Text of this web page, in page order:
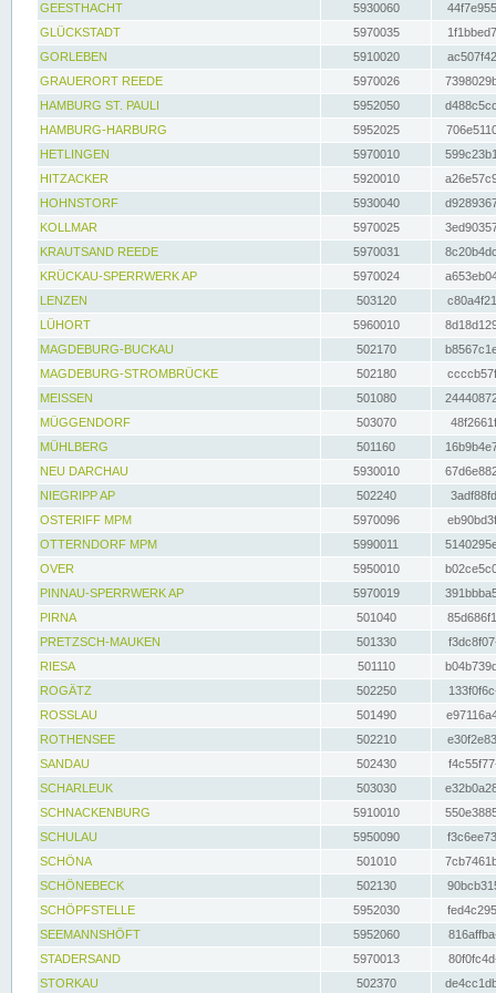
GEESTHACHT
5930060
GLÜCKSTADT
5970035
GORLEBEN
5910020
GRAUERORT REEDE
5970026
HAMBURG ST. PAULI
5952050
HAMBURG-HARBURG
5952025
HETLINGEN
5970010
HITZACKER
5920010
HOHNSTORF
5930040
KOLLMAR
5970025
KRAUTSAND REEDE
5970031
KRÜCKAU-SPERRWERK AP
5970024
LENZEN
503120
LÜHORT
5960010
MAGDEBURG-BUCKAU
502170
MAGDEBURG-STROMBRÜCKE
502180
MEISSEN
501080
MÜGGENDORF
503070
MÜHLBERG
501160
NEU DARCHAU
5930010
NIEGRIPP AP
502240
OSTERIFF MPM
5970096
OTTERNDORF MPM
5990011
OVER
5950010
PINNAU-SPERRWERK AP
5970019
PIRNA
501040
PRETZSCH-MAUKEN
501330
RIESA
501110
ROGÄTZ
502250
ROSSLAU
501490
ROTHENSEE
502210
SANDAU
502430
SCHARLEUK
503030
SCHNACKENBURG
5910010
SCHULAU
5950090
SCHÖNA
501010
SCHÖNEBECK
502130
SCHÖPFSTELLE
5952030
SEEMANNSHÖFT
5952060
STADERSAND
5970013
STORKAU
502370